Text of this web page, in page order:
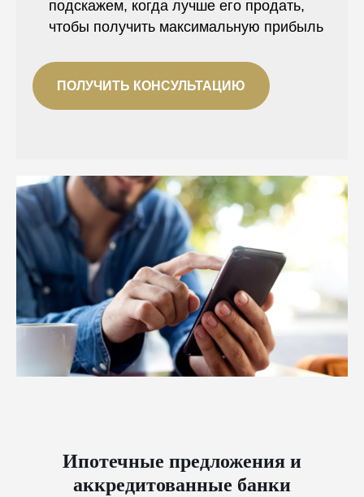
подскажем, когда лучше его продать,
чтобы получить максимальную прибыль
ПОЛУЧИТЬ КОНСУЛЬТАЦИЮ
Ипотечные предложения и
аккредитованные банки